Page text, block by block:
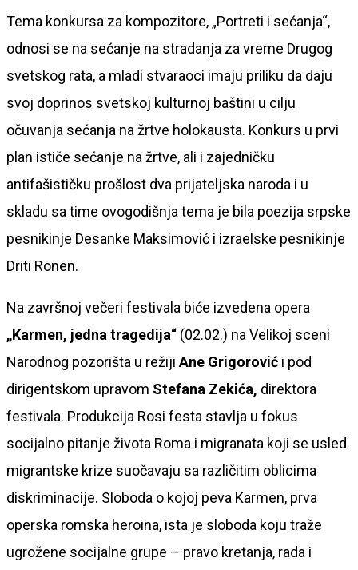
Tema konkursa za kompozitore, „Portreti i sećanja“,
odnosi se na sećanje na stradanja za vreme Drugog
svetskog rata, a mladi stvaraoci imaju priliku da daju
svoj doprinos svetskoj kulturnoj baštini u cilju
očuvanja sećanja na žrtve holokausta. Konkurs u prvi
plan ističe sećanje na žrtve, ali i zajedničku
antifašističku prošlost dva prijateljska naroda i u
skladu sa time ovogodišnja tema je bila poezija srpske
pesnikinje Desanke Maksimović i izraelske pesnikinje
Driti Ronen.
Na završnoj večeri festivala biće izvedena opera
„Karmen, jedna tragedija“ (02.02.) na Velikoj sceni
Narodnog pozorišta u režiji Ane Grigorović i pod
dirigentskom upravom Stefana Zekića, direktora
festivala. Produkcija Rosi festa stavlja u fokus
socijalno pitanje života Roma i migranata koji se usled
migrantske krize suočavaju sa različitim oblicima
diskriminacije. Sloboda o kojoj peva Karmen, prva
operska romska heroina, ista je sloboda koju traže
ugrožene socijalne grupe – pravo kretanja, rada i